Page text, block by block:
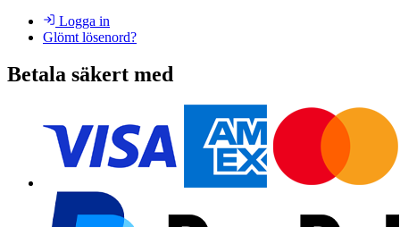
Logga in
Glömt lösenord?
Betala säkert med